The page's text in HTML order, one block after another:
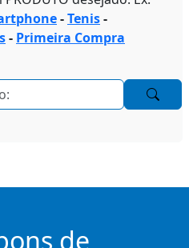
-Tenis-
- Primeira Compra
de